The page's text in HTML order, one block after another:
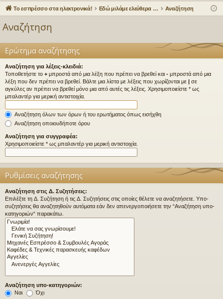
γο
συ
νδ
έσ
εις
Συ δε ρα
Το εσπρέσσο στα ηλεκτρονικά! Εδώ μιλάμε ελεύθερα για τον καφέ! Αναζήτηση
Αναζήτηση
Ερώτημα αναζήτησης
Αναζήτηση για λέξεις-κλειδιά:
Τοποθετήστε το + μπροστά από μια λέξη που πρέπει να βρεθεί και - μπροστά από μια
λέξη που δεν πρέπει να βρεθεί. Βάλτε μια λίστα με λέξεις που χωρίζονται με | σε
αγκύλες αν πρέπει να βρεθεί μόνο μια από αυτές τις λέξεις. Χρησιμοποιείστε * ως
μπαλαντέρ για μερική αντιστοιχία.
Αναζήτηση όλων των όρων ή του ερωτήματος όπως εισήχθη
Αναζήτηση οποιουδήποτε όρου
Αναζήτηση για συγγραφέα:
Χρησιμοποιείστε * ως μπαλαντέρ για μερική αντιστοιχία.
Ρυθμίσεις αναζήτησης
Αναζήτηση στις Δ. Συζητήσεις:
Επιλέξτε τη Δ. Συζήτηση ή τις Δ. Συζητήσεις στις οποίες θέλετε να αναζητήσετε. Υπο-
συζητήσεις θα αναζητηθούν αυτόματα εάν δεν απενεργοποιήσετε την “Αναζήτηση υπο-
κατηγοριών“ παρακάτω.
Αναζήτηση υπο-κατηγοριών:
Ναι
Όχι